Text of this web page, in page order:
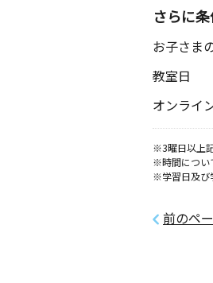
さらに
お子さま
教室日
オンライ
※3曜日以上
※時間につい
※学習日及び
前のペ